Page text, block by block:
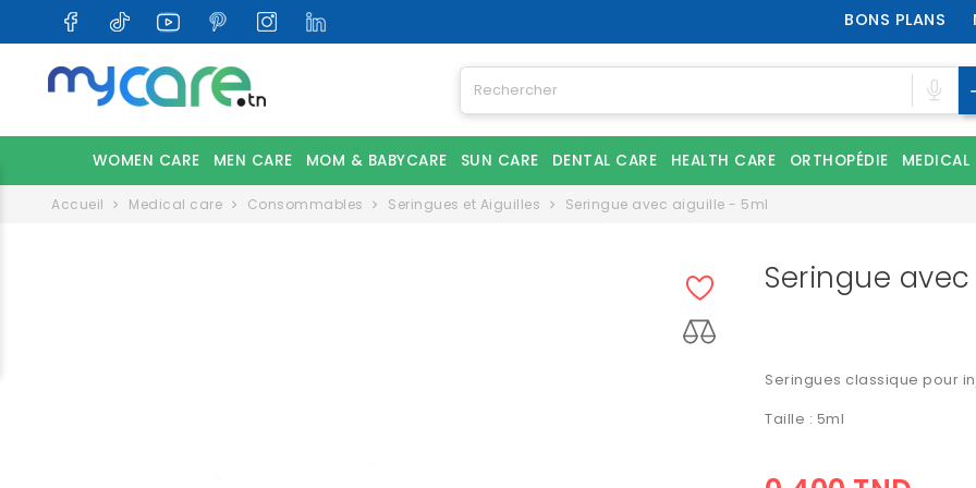
BONS PLANS
WOMEN CARE MEN CARE MOM & BABYCARE SUN CARE DENTAL CARE HEALTH CARE ORTHOPÉDIE MEDICAL
Accueil Medical care Consommables Seringues et Aiguilles Seringue avec aiguille - 5ml
Seringue
Seringues classique pour
Taille : 5ml